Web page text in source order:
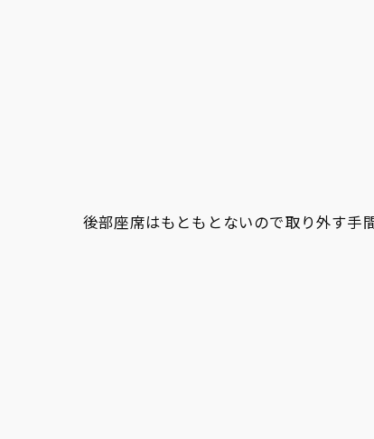
後部座席はもともとないので取り外す手